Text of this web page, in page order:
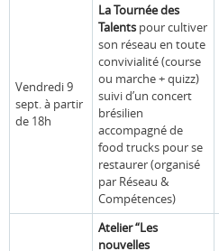
Vendredi 9
sept. à partir
de 18h
La Tournée des
Talents pour cultiver
son réseau en toute
convivialité (course
ou marche + quizz)
suivi d’un concert
brésilien
accompagné de
food trucks pour se
restaurer (organisé
par Réseau &
Compétences)
Atelier “Les
nouvelles